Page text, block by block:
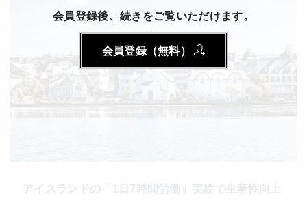
会員登録後、続きをご覧いただけます。
会員登録（無料）